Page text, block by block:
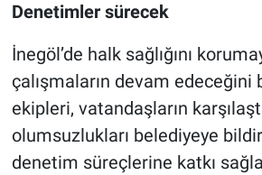
Denetimler sürecek
İnegöl’de halk sağlığını
çalışmaların devam edeceğini
ekipleri, vatandaşların
olumsuzlukları belediyeye
denetim süreçlerine katkı